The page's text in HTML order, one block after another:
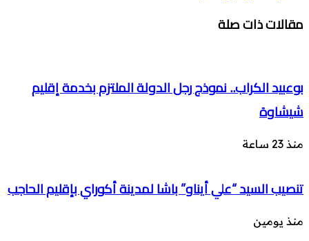
مقالات ذات صلة
بوعبيد الكراب.. نموذج رجل الدولة الملتزم بخدمة إقليم
شيشاوة
منذ 23 ساعة
تنصيب السيد “علي أيناو” باشا لمدينة أكوراي بإقليم الحاجب
منذ يومين